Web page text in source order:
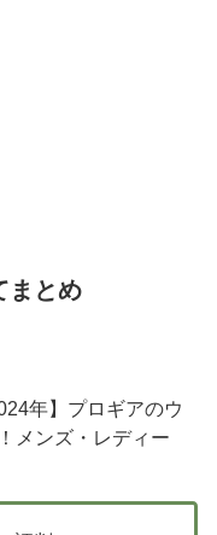
まとめ
年】プロギアのウ
メンズ・レディー